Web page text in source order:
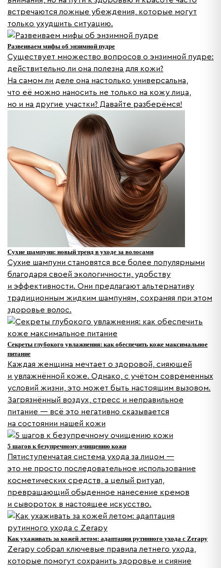
встречаются ложные убеждения, которые могут
только ухудшить ситуацию.
Развеиваем мифы об энзимной пудре
Существует множество вопросов о энзимной пудре:
действительно ли она полезна для кожи?
На самом ли деле она настолько универсальна,
что её можно наносить не только на кожу лица,
но и на другие участки? Давайте разберёмся!
Сухие шампуни: новый тренд в уходе за волосами
Сухие шампуни становятся все более популярными
благодаря своей экологичности, удобству
и эффективности. Они предлагают альтернативу
традиционным жидким шампуням, сохраняя при этом
здоровье волос.
Секреты глубокого увлажнения: как обеспечить коже максимальное
питание
Каждая женщина мечтает о здоровой, сияющей
и увлажнённой коже. Однако, с учётом современных
условий жизни, это может быть настоящим вызовом.
Загрязнённый воздух, стресс и неправильное
питание — всё это негативно сказывается
на состоянии нашей кожи
5 шагов к безупречному очищению кожи
Пятиступенчатая система ухода за лицом —
это не просто последовательное использование
косметических средств, а целый ритуал,
превращающий обыденное нанесение кремов
и сывороток в настоящее искусство.
Как ухаживать за кожей летом: адаптация рутинного ухода с Zerapy
Zerapy собрал ключевые правила летнего ухода,
которые помогут сохранить здоровье и сияние